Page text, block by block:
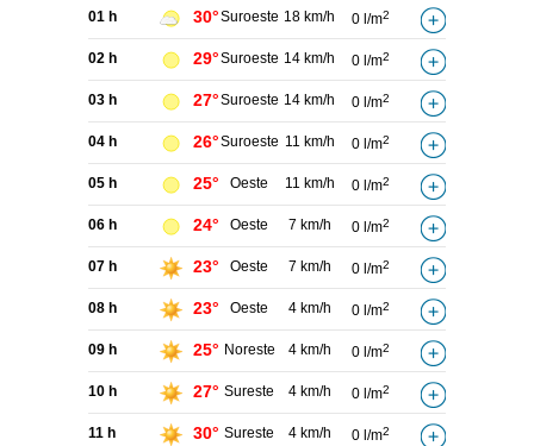
01 h 30°Suroeste 18 km/h 0 l/m2
02 h 29°Suroeste 14 km/h 0 l/m2
03 h 27°Suroeste 14 km/h 0 l/m2
04 h 26°Suroeste 11 km/h 0 l/m2
05 h 25° Oeste 11 km/h 0 l/m2
06 h 24° Oeste 7 km/h 0 l/m2
07 h 23° Oeste 7 km/h 0 l/m2
08 h 23° Oeste 4 km/h 0 l/m2
09 h 25° Noreste 4 km/h 0 l/m2
10 h 27° Sureste 4 km/h 0 l/m2
11 h 30° Sureste 4 km/h 0 l/m2